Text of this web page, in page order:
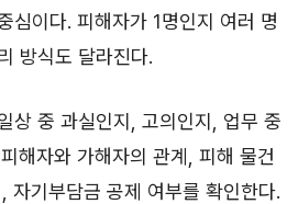
심이다. 피해자가 1명인지 여러 명
방식도 달라진다.
상 중 과실인지, 고의인지, 업무 중
해자와 가해자의 관계, 피해 물건
자기부담금 공제 여부를 확인한다.